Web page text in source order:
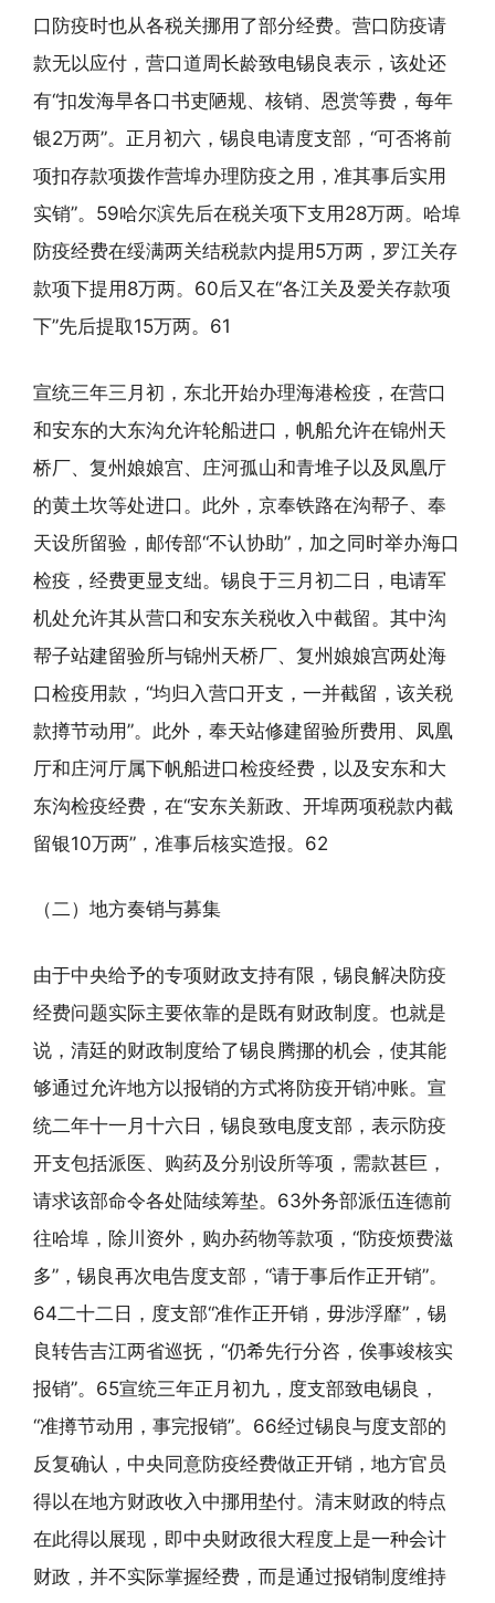
口防疫时也从各税关挪用了部分经费。营口防疫请
款无以应付，营口道周长龄致电锡良表示，该处还
有“扣发海旱各口书吏陋规、核销、恩赏等费，每年
银2万两”。正月初六，锡良电请度支部，“可否将前
项扣存款项拨作营埠办理防疫之用，准其事后实用
实销”。59哈尔滨先后在税关项下支用28万两。哈埠
防疫经费在绥满两关结税款内提用5万两，罗江关存
款项下提用8万两。60后又在“各江关及爱关存款项
下”先后提取15万两。61
宣统三年三月初，东北开始办理海港检疫，在营口
和安东的大东沟允许轮船进口，帆船允许在锦州天
桥厂、复州娘娘宫、庄河孤山和青堆子以及凤凰厅
的黄土坎等处进口。此外，京奉铁路在沟帮子、奉
天设所留验，邮传部“不认协助”，加之同时举办海口
检疫，经费更显支绌。锡良于三月初二日，电请军
机处允许其从营口和安东关税收入中截留。其中沟
帮子站建留验所与锦州天桥厂、复州娘娘宫两处海
口检疫用款，“均归入营口开支，一并截留，该关税
款撙节动用”。此外，奉天站修建留验所费用、凤凰
厅和庄河厅属下帆船进口检疫经费，以及安东和大
东沟检疫经费，在“安东关新政、开埠两项税款内截
留银10万两”，准事后核实造报。62
（二）地方奏销与募集
由于中央给予的专项财政支持有限，锡良解决防疫
经费问题实际主要依靠的是既有财政制度。也就是
说，清廷的财政制度给了锡良腾挪的机会，使其能
够通过允许地方以报销的方式将防疫开销冲账。宣
统二年十一月十六日，锡良致电度支部，表示防疫
开支包括派医、购药及分别设所等项，需款甚巨，
请求该部命令各处陆续筹垫。63外务部派伍连德前
往哈埠，除川资外，购办药物等款项，“防疫烦费滋
多”，锡良再次电告度支部，“请于事后作正开销”。
64二十二日，度支部“准作正开销，毋涉浮靡”，锡
良转告吉江两省巡抚，“仍希先行分咨，俟事竣核实
报销”。65宣统三年正月初九，度支部致电锡良，
“准撙节动用，事完报销”。66经过锡良与度支部的
反复确认，中央同意防疫经费做正开销，地方官员
得以在地方财政收入中挪用垫付。清末财政的特点
在此得以展现，即中央财政很大程度上是一种会计
财政，并不实际掌握经费，而是通过报销制度维持